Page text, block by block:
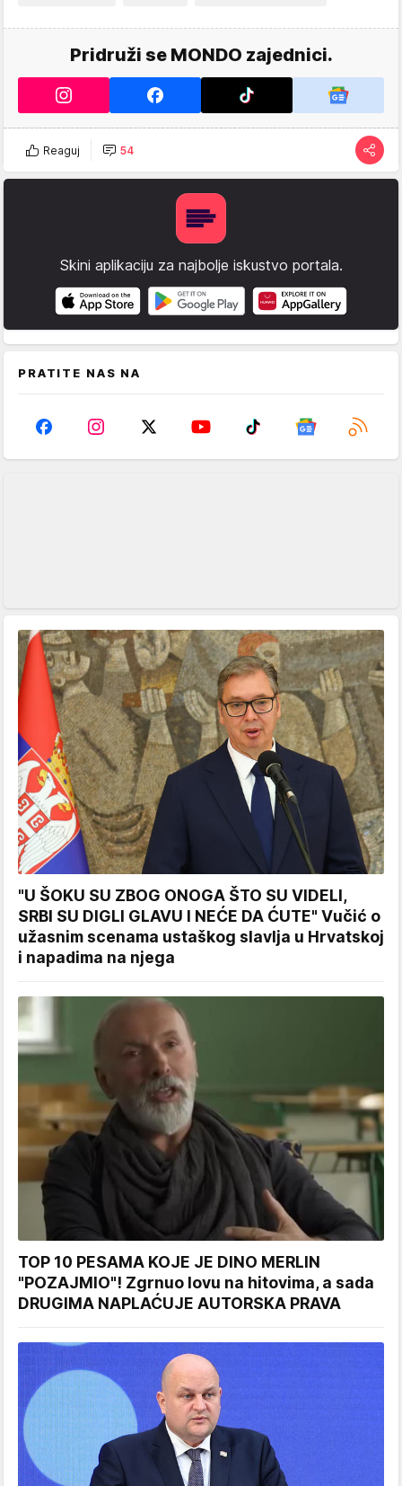
Pridruži se MONDO zajednici.
Reaguj 54
Skini aplikaciju za najbolje iskustvo portala.
PRATITE NAS NA
"U ŠOKU SU ZBOG ONOGA ŠTO SU VIDELI,
SRBI SU DIGLI GLAVU I NEĆE DA ĆUTE" Vučić o
užasnim scenama ustaškog slavlja u Hrvatskoj
i napadima na njega
TOP 10 PESAMA KOJE JE DINO MERLIN
"POZAJMIO"! Zgrnuo lovu na hitovima, a sada
DRUGIMA NAPLAĆUJE AUTORSKA PRAVA